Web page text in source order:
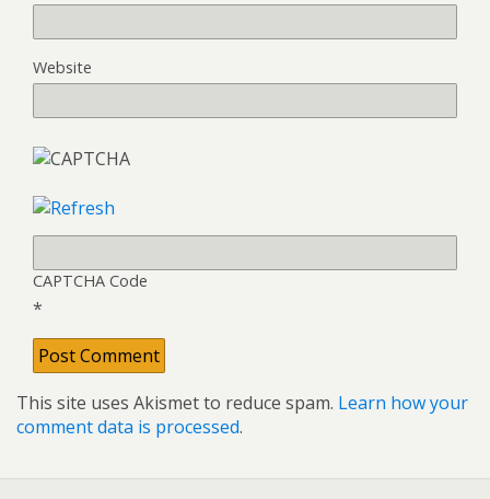
Website
CAPTCHA Code
*
This site uses Akismet to reduce spam. Learn how your
comment data is processed.